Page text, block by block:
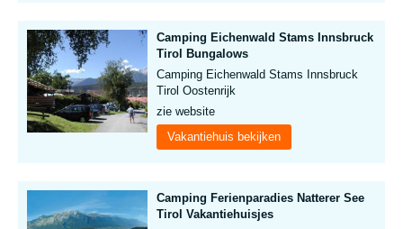
Camping Eichenwald Stams Innsbruck
Tirol Bungalows
Camping Eichenwald Stams Innsbruck
Tirol Oostenrijk
zie website
Vakantiehuis bekijken
Camping Ferienparadies Natterer See
Tirol Vakantiehuisjes